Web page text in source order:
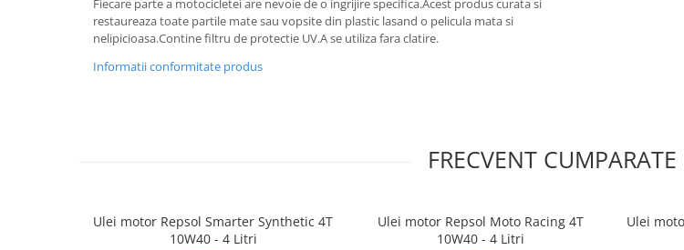
■ Filtre hidraulice
Fiecare parte a motocicletei are nevoie de o ingrijire specifica.Acest produs curata si
restaureaza toate partile mate sau vopsite din plastic lasand o pelicula mata si
nelipicioasa.Contine filtru de protectie UV.A se utiliza fara clatire.
Informatii conformitate produs
FRECVENT
Ulei motor Repsol Smarter Synthetic 4T
10W40 - 4 Litri
Ulei motor Repsol Moto Racing 4T
10W40 - 4 Litri
Ulei